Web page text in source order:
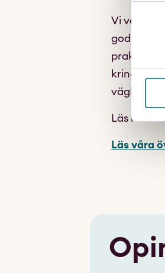
Vi vet
praktiska
kring det
Läs hela
Läs våra